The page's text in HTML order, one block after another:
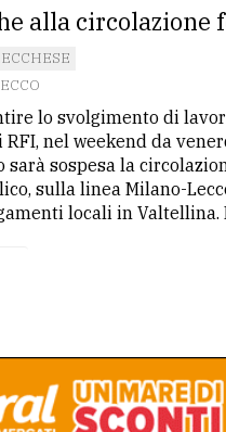
alla circolazione
lo svolgimento di
nel weekend da
sarà sospesa la
sulla linea Milano-
locali in Valtellina.